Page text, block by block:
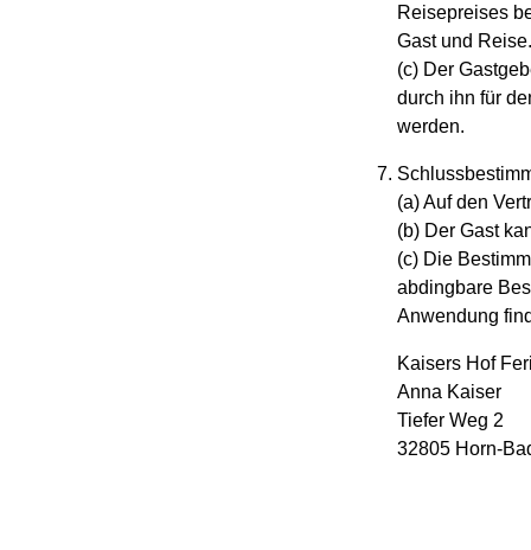
Reisepreises
Gast und Reise.
(c) Der
durch ihn für
werden.
(a) Auf den
(b) Der Gast
(c) Die
abdingbare
Anwendung
Kaisers Hof
Anna Kaiser
Tiefer Weg 2
32805 Horn-